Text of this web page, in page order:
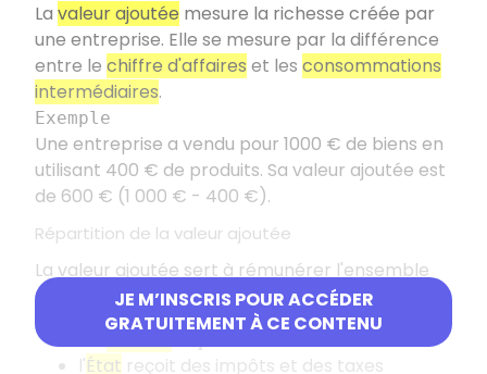
JE M’INSCRIS POUR ACCÉDER
GRATUITEMENT À CE CONTENU
La valeur ajoutée mesure la richesse créée par
une entreprise. Elle se mesure par la différence
entre le chiffre d'affaires et les consommations
intermédiaires.
Exemple
Une entreprise a vendu pour 1000 € de biens en
utilisant 400 € de produits. Sa valeur ajoutée est
de 600 € (1 000 € - 400 €).
Répartition de la valeur ajoutée
La valeur ajoutée sert à rémunérer l'ensemble
des
acteurs économiques:
l'État reçoit des impôts et des taxes